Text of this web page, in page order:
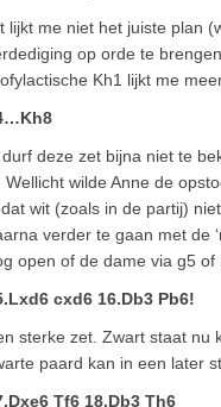
lijkt me niet het juiste plan
op orde te
Kh1 lijkt me
durf deze zet bijna niet te
Wellicht wilde Anne de
wit (zoals in de partij)
verder te gaan met de
open of de dame via g5
cxd6 16.Db3 Pb6!
sterke zet. Zwart staat
paard kan in een later
Tf6 18.Db3 Th6